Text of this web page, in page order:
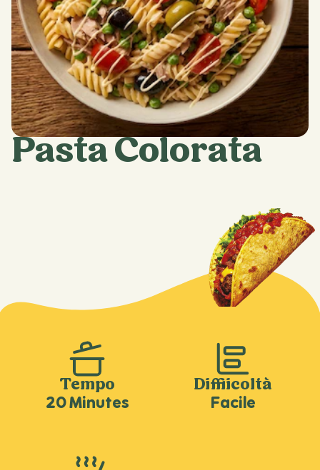
Pasta Colorata
Tempo
20 Minutes
Difficoltà
Facile